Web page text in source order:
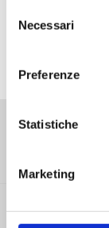
delNecessari
Preferenze
Statistiche
Marketing
telefono a
mancanza di
familiarmente